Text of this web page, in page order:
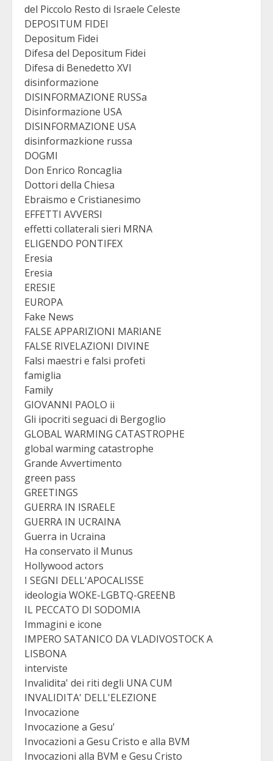
del Piccolo Resto di Israele Celeste
DEPOSITUM FIDEI
Depositum Fidei
Difesa del Depositum Fidei
Difesa di Benedetto XVI
disinformazione
DISINFORMAZIONE RUSSa
Disinformazione USA
DISINFORMAZIONE USA
disinformazkione russa
DOGMI
Don Enrico Roncaglia
Dottori della Chiesa
Ebraismo e Cristianesimo
EFFETTI AVVERSI
effetti collaterali sieri MRNA
ELIGENDO PONTIFEX
Eresia
Eresia
ERESIE
EUROPA
Fake News
FALSE APPARIZIONI MARIANE
FALSE RIVELAZIONI DIVINE
Falsi maestri e falsi profeti
famiglia
Family
GIOVANNI PAOLO ii
Gli ipocriti seguaci di Bergoglio
GLOBAL WARMING CATASTROPHE
global warming catastrophe
Grande Avvertimento
green pass
GREETINGS
GUERRA IN ISRAELE
GUERRA IN UCRAINA
Guerra in Ucraina
Ha conservato il Munus
Hollywood actors
I SEGNI DELL'APOCALISSE
ideologia WOKE-LGBTQ-GREENB
IL PECCATO DI SODOMIA
Immagini e icone
IMPERO SATANICO DA VLADIVOSTOCK A
LISBONA
interviste
Invalidita' dei riti degli UNA CUM
INVALIDITA' DELL'ELEZIONE
Invocazione
Invocazione a Gesu'
Invocazioni a Gesu Cristo e alla BVM
Invocazioni alla BVM e Gesu Cristo